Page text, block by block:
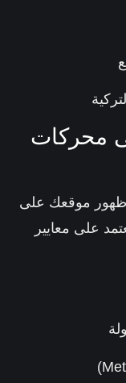
موقعك على
معايير